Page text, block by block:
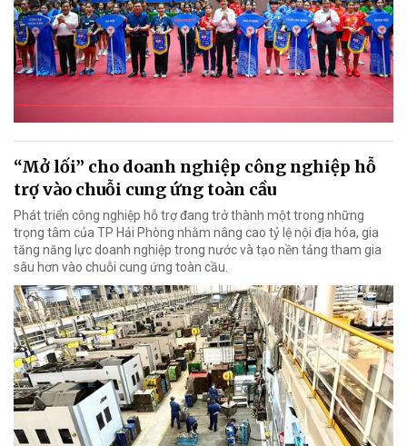
“Mở lối” cho doanh nghiệp công nghiệp hỗ
trợ vào chuỗi cung ứng toàn cầu
Phát triển công nghiệp hỗ trợ đang trở thành một trong những
trọng tâm của TP Hải Phòng nhằm nâng cao tỷ lệ nội địa hóa, gia
tăng năng lực doanh nghiệp trong nước và tạo nền tảng tham gia
sâu hơn vào chuỗi cung ứng toàn cầu.